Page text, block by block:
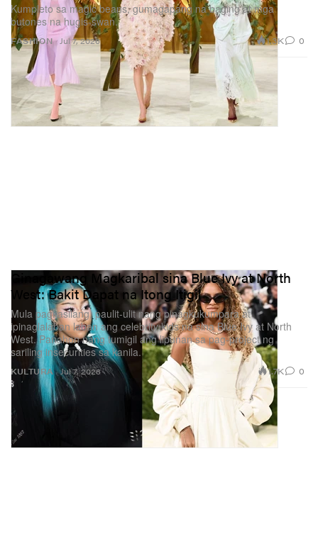
FASHION
Kumpleto sa magic beans, gumagapang na baging at mga
butones na hugis-swan.
Jul 7, 2026 1.3K 0
KULTURA
Ginagawang Magkaribal sina Blue Ivy at North
West: Bakit Dapat na Itong Itigil
Mula pagkasilang, paulit-ulit nang pinagkukumpara at
ipinaglalaban laban ang celebrity kids na sina Blue Ivy at North
West. Panahon nang tumigil ang lipunan sa pag-project ng
sariling insecurities sa kanila.
Jul 7, 2026 1.7K 0